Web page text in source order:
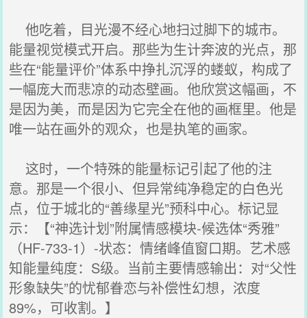
他吃着，目光漫不经心地扫过脚下的城市。
能量视觉模式开启。那些为生计奔波的光点，那
些在“能量评价”体系中挣扎沉浮的蝼蚁，构成了
一幅庞大而悲凉的动态壁画。他欣赏这幅画，不
是因为美，而是因为它完全在他的画框里。他是
唯一站在画外的观众，也是执笔的画家。
这时，一个特殊的能量标记引起了他的注
意。那是一个很小、但异常纯净稳定的白色光
点，位于城北的“善缘星光”预科中心。标记显
示：【“神选计划”附属情感模块-候选体“秀雅”
（HF-733-1）-状态：情绪峰值窗口期。艺术感
知能量纯度：S级。当前主要情感输出：对“父性
形象缺失”的忧郁眷恋与补偿性幻想，浓度
89%，可收割。】